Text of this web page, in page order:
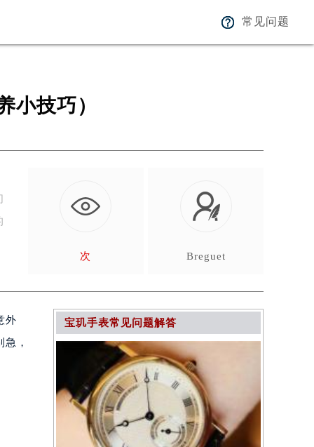
常见问题
小技巧）
次
Breguet
外
，
宝玑手表常见问题解答